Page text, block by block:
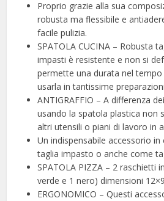
Proprio grazie alla sua
robusta ma flessibile e
facile pulizia.
SPATOLA CUCINA – Robusta
impasti è resistente e non si
permette una durata nel tempo
usarla in tantissime
ANTIGRAFFIO – A differenza
usando la spatola plastica non
altri utensili o piani di lavoro in
Un indispensabile accessorio
taglia impasto o anche come
SPATOLA PIZZA – 2 raschietti
verde e 1 nero) dimensioni
ERGONOMICO – Questi